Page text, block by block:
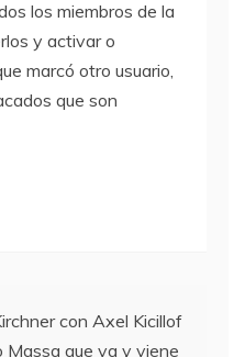
los miembros de la
y activar o
marcó otro usuario,
que son
con Axel Kicillof
Massa que va y viene